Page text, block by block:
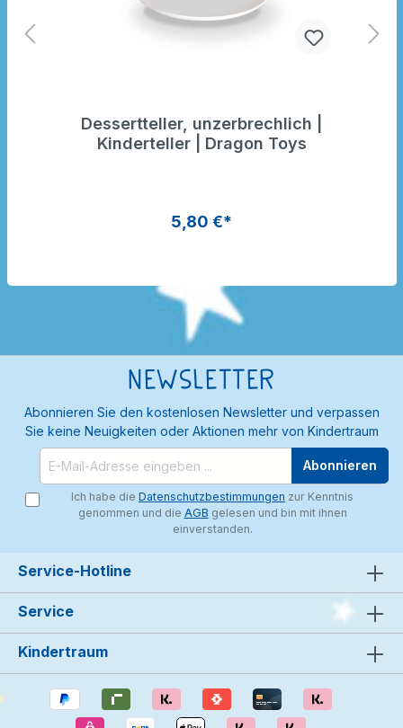
Dessertteller, unzerbrechlich |
Kinderteller | Dragon Toys
5,80 €*
Newsletter
Abonnieren Sie den kostenlosen Newsletter und verpassen
Sie keine Neuigkeiten oder Aktionen mehr von Kindertraum
Abonnieren
Ich habe die Datenschutzbestimmungen zur Kenntnis
genommen und die AGB gelesen und bin mit ihnen
einverstanden.
Service-Hotline
Service
Kindertraum